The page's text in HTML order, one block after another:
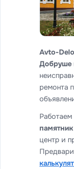
Avto-
Добруше
ремонта
центр и